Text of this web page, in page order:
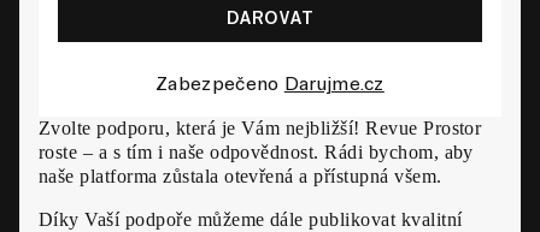
Zvolte podporu, která je Vám nejbližší! Revue Prostor
roste – a s tím i naše odpovědnost. Rádi bychom, aby
naše platforma zůstala otevřená a přístupná všem.
Díky Vaší podpoře můžeme dále publikovat kvalitní
Zabezpečeno Darujme.cz